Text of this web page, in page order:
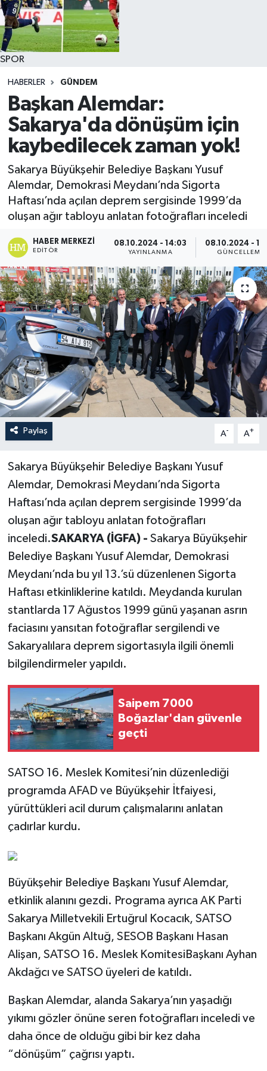
SPOR
HABERLER GÜNDEM
Başkan Alemdar:
Sakarya'da dönüşüm için
kaybedilecek zaman yok!
Sakarya Büyükşehir Belediye Başkanı Yusuf
Alemdar, Demokrasi Meydanı’nda Sigorta
Haftası’nda açılan deprem sergisinde 1999’da
oluşan ağır tabloyu anlatan fotoğrafları inceledi
HABER MERKEZI
EDITÖR
08.10.2024 - 14:03
YAYINLANMA
08.10.2024 -
GÜNCELLEME
Paylaş A- A+
Sakarya Büyükşehir Belediye Başkanı Yusuf
Alemdar, Demokrasi Meydanı’nda Sigorta
Haftası’nda açılan deprem sergisinde 1999’da
oluşan ağır tabloyu anlatan fotoğrafları
inceledi.SAKARYA (İGFA) - Sakarya Büyükşehir
Belediye Başkanı Yusuf Alemdar, Demokrasi
Meydanı’nda bu yıl 13.’sü düzenlenen Sigorta
Haftası etkinliklerine katıldı. Meydanda kurulan
stantlarda 17 Ağustos 1999 günü yaşanan asrın
faciasını yansıtan fotoğraflar sergilendi ve
Sakaryalılara deprem sigortasıyla ilgili önemli
bilgilendirmeler yapıldı.
Saipem 7000
Boğazlar'dan güvenle
geçti
SATSO 16. Meslek Komitesi’nin düzenlediği
programda AFAD ve Büyükşehir İtfaiyesi,
yürüttükleri acil durum çalışmalarını anlatan
çadırlar kurdu.
Büyükşehir Belediye Başkanı Yusuf Alemdar,
etkinlik alanını gezdi. Programa ayrıca AK Parti
Sakarya Milletvekili Ertuğrul Kocacık, SATSO
Başkanı Akgün Altuğ, SESOB Başkanı Hasan
Alişan, SATSO 16. Meslek KomitesiBaşkanı Ayhan
Akdağcı ve SATSO üyeleri de katıldı.
Başkan Alemdar, alanda Sakarya’nın yaşadığı
yıkımı gözler önüne seren fotoğrafları inceledi ve
daha önce de olduğu gibi bir kez daha
“dönüşüm” çağrısı yaptı.